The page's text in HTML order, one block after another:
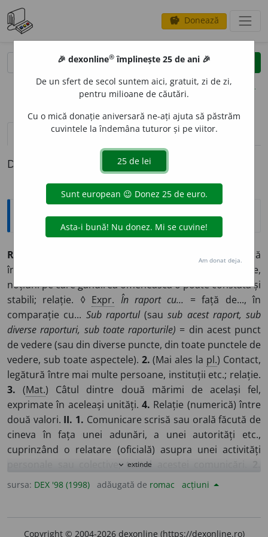
savings Donează
clear
opțiuni
definiții (1) pronunțievolume_up (50)
Definiția cu ID-ul 49769:
Explicative DEX
RAP
Legătură
între două sau mai multe persoane, obiecte, fenomene,
noțiuni pe care gândirea omenească o poate constata și
stabili; relație. ◊ Expr. În raport cu...
= față de..., în
comparație cu... Sub raportul(sausub acest raport, sub
diverse raporturi, sub toate raporturile) = din acest punct
de vedere (sau din diverse puncte, din toate punctele de
vedere, sub toate aspectele). 2. (Mai ales la pl.) Contact,
legătură între mai multe persoane, instituții etc.; relație.
3. (Mat.) Câtul dintre două mărimi de același fel,
exprimate în aceleași unități.4. Relație (numerică) între
două valori. II. 1. Comunicare scrisă sau orală făcută de
cineva în fața unei adunări, a unei autorități etc.,
cuprinzând o relatare (oficială) asupra unei activități
personale sau colective; textul acestei comunicări.
Scurtă prezentare orală asupra situației trupei făcută
expand_more extinde
sursa: DEX '98 (1998) adăugată de romac acțiuni
Copyright © 2004-2026 dexonline (https://dexonline.ro)
🎉 dexonline® împlinește 25 de ani 🎉
De un sfert de secol suntem aici, gratuit, zi de zi,
pentru milioane de căutări.
Cu o mică donație aniversară ne-ați ajuta să păstrăm
cuvintele la îndemâna tuturor și pe viitor.
Am donat deja.